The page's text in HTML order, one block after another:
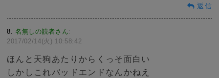
返信
8 名無しの読者さん:
2017/02/14(火) 10:58:42
ほんと天狗あたりからくっそ面白い
しかしこれバッドエンドなんかねえ